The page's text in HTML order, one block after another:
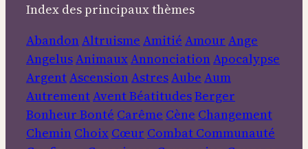
Index des principaux thèmes
AbandonAltruisme Amitié Amour Ange
AngelusAnimauxAnnonciationApocalypse
ArgentAscensionAstresAube Aum
AutrementAventBéatitudesBerger
Bonheur Bonté Carême Cène Changement
Chemin Choix Cœur Combat Communauté